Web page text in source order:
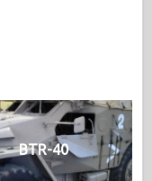
BTR-40